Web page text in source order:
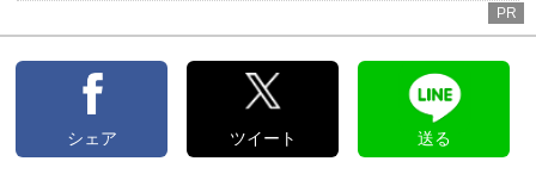
PR
シェア ツイート 送る